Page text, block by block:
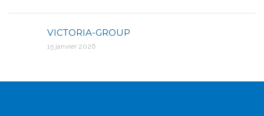
VICTORIA-GROUP
15 janvier 2026